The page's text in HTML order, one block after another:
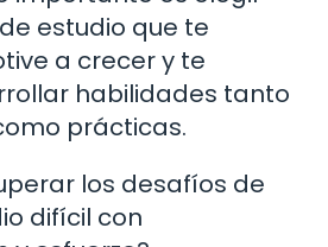
estudio que te
a crecer y te
habilidades tanto
prácticas.
los desafíos de
difícil con